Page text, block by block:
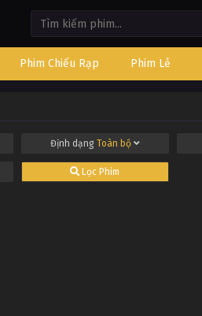
Phim Chiếu Rạp Phim Lẻ
Định dạng Toàn bộ
Lọc Phim